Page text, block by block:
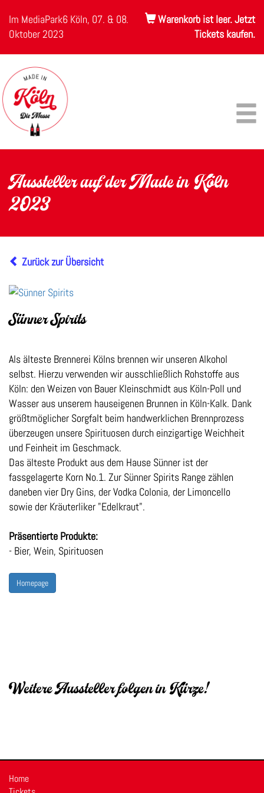
Im MediaPark6 Köln, 07. & 08.
Oktober 2023
Warenkorb ist leer. Jetzt
Tickets kaufen.
Aussteller auf der Made in Köln
2023
Zurück zur Übersicht
Sünner Spirits
Als älteste Brennerei Kölns brennen wir unseren Alkohol
selbst. Hierzu verwenden wir ausschließlich Rohstoffe aus
Köln: den Weizen von Bauer Kleinschmidt aus Köln-Poll und
Wasser aus unserem hauseigenen Brunnen in Köln-Kalk. Dank
größtmöglicher Sorgfalt beim handwerklichen Brennprozess
überzeugen unsere Spirituosen durch einzigartige Weichheit
und Feinheit im Geschmack.
Das älteste Produkt aus dem Hause Sünner ist der
fassgelagerte Korn No.1. Zur Sünner Spirits Range zählen
daneben vier Dry Gins, der Vodka Colonia, der Limoncello
sowie der Kräuterliker "Edelkraut".
Präsentierte Produkte:
- Bier, Wein, Spirituosen
Homepage
Weitere Aussteller folgen in Kürze!
Home